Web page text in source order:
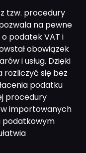
tzw. procedury
na pewne
o podatek VAT i
obowiązek
i usług. Dzięki
rozliczyć się bez
podatku
procedury
importowanych
podatkowym